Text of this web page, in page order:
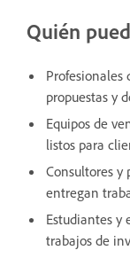
Quién
Profesionales
propuestas y
Equipos de
listos para
Consultores y
entregan
Estudiantes y
trabajos de